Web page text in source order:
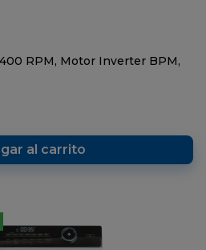
RPM, Motor Inverter BPM,
al carrito